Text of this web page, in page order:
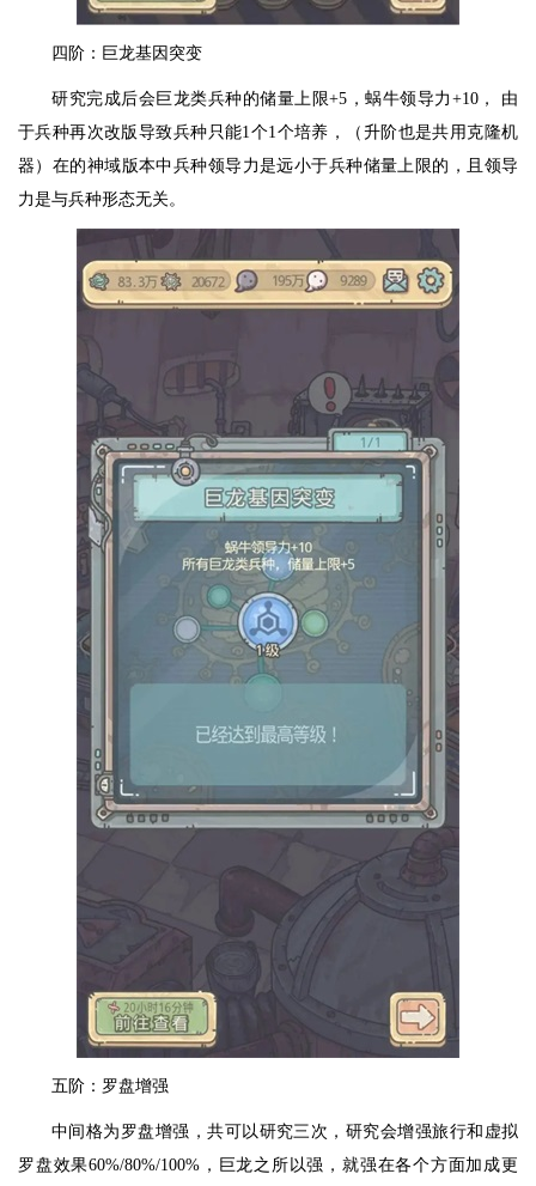
四阶：巨龙基因突变
研究完成后会巨龙类兵种的储量上限+5，蜗牛领导力+10， 由
于兵种再次改版导致兵种只能1个1个培养，（升阶也是共用克隆机
器）在的神域版本中兵种领导力是远小于兵种储量上限的，且领导
力是与兵种形态无关。
五阶：罗盘增强
中间格为罗盘增强，共可以研究三次，研究会增强旅行和虚拟
罗盘效果60%/80%/100%，巨龙之所以强，就强在各个方面加成更